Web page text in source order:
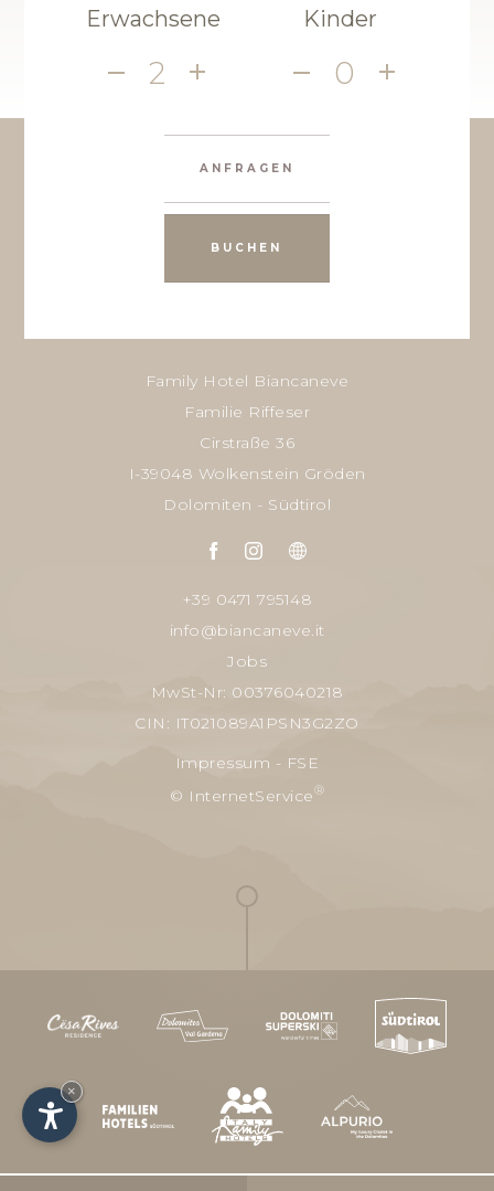
Erwachsene
2
Kinder
0
ANFRAGEN
BUCHEN
Family Hotel Biancaneve
Familie Riffeser
Cirstraße 36
I-39048 Wolkenstein Gröden
Dolomiten - Südtirol
+39 0471 795148
info@biancaneve.it
Jobs
MwSt-Nr: 00376040218
CIN: IT021089A1PSN3G2ZO
Impressum - FSE
© InternetService®
×